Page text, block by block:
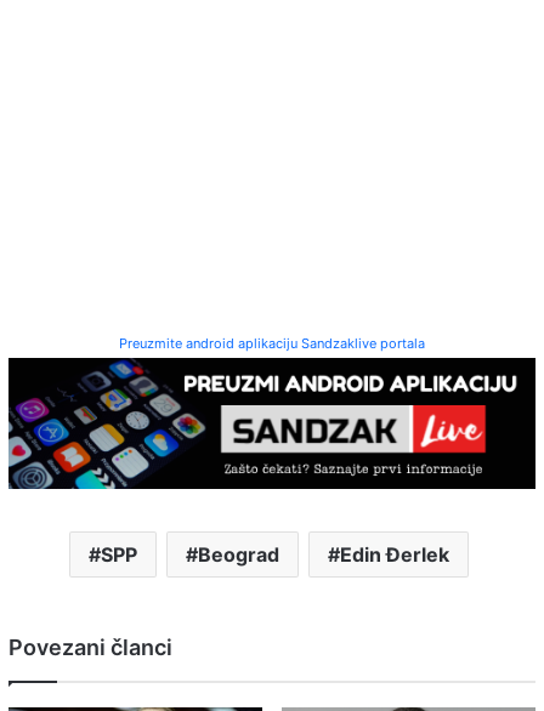
Preuzmite android aplikaciju Sandzaklive portala
SPP Beograd Edin Đerlek
Povezani članci